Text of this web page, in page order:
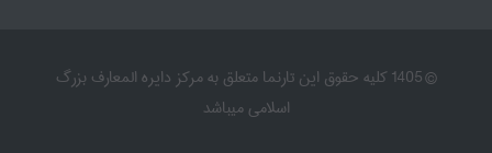
© 1405 کلیه حقوق این تارنما متعلق به مرکز دایره المعارف بزرگ
اسلامی میباشد